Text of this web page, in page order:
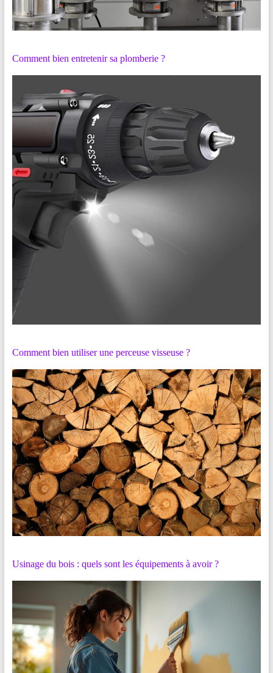
Comment bien entretenir sa plomberie ?
Comment bien utiliser une perceuse visseuse ?
Usinage du bois : quels sont les équipements à avoir ?